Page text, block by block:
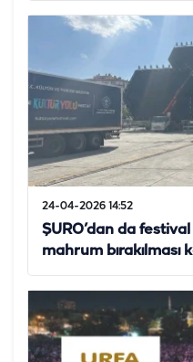
24-04-2026 14:52
ŞURO’dan da
mahrum bırakılması